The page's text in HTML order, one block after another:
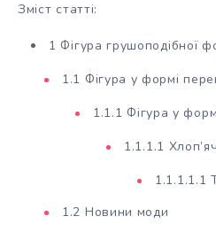
Зміст статті:
1 Фігура грушоподібної
1.1 Фігура у формі
1.1.1 Фігура у
1.1.1.1
1.1.1.1.1
1.2 Новини моди